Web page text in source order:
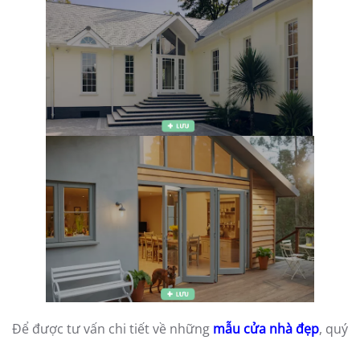
Để được tư vấn chi tiết về những mẫu cửa nhà đẹp, quý